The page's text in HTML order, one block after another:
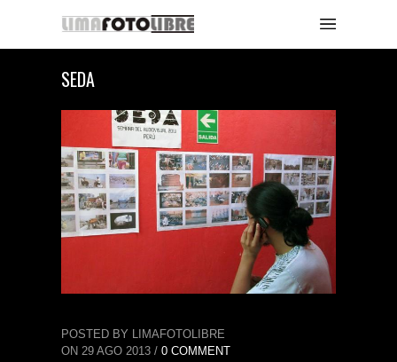
SEDA
POSTED BY LIMAFOTOLIBRE
ON 29 AGO 2013 / 0 COMMENT